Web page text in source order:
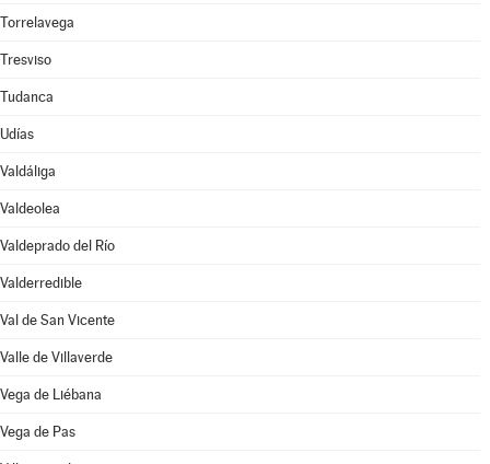
Torrelavega
Tresviso
Tudanca
Udías
Valdáliga
Valdeolea
Valdeprado del Río
Valderredible
Val de San Vicente
Valle de Villaverde
Vega de Liébana
Vega de Pas